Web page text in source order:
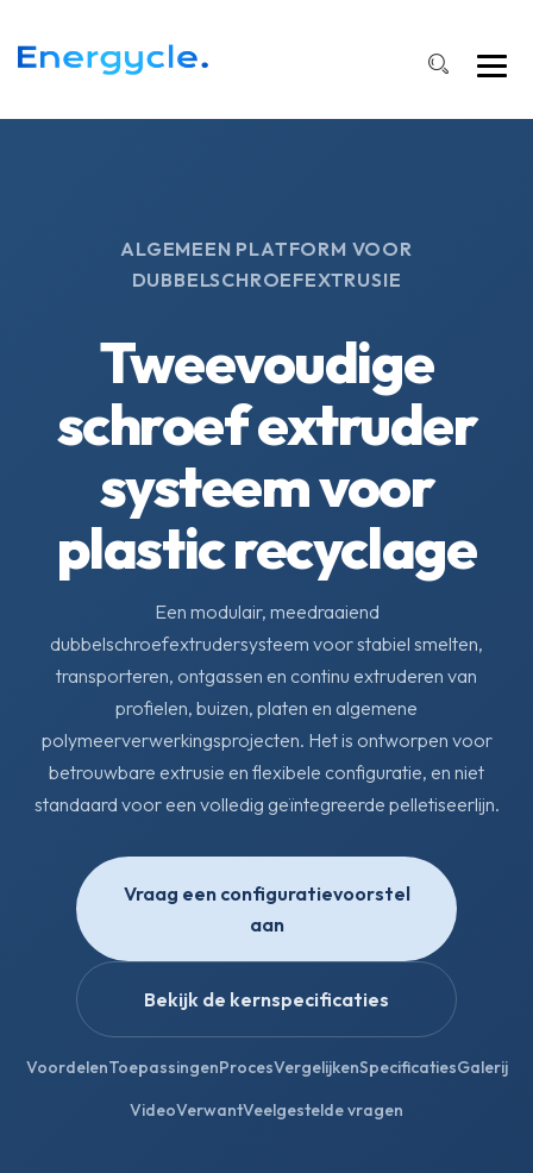
ALGEMEEN PLATFORM VOOR
DUBBELSCHROEFEXTRUSIE
Tweevoudige
schroef extruder
systeem voor
plastic recyclage
Een modulair, meedraaiend
dubbelschroefextrudersysteem voor stabiel smelten,
transporteren, ontgassen en continu extruderen van
profielen, buizen, platen en algemene
polymeerverwerkingsprojecten. Het is ontworpen voor
betrouwbare extrusie en flexibele configuratie, en niet
standaard voor een volledig geïntegreerde pelletiseerlijn.
Vraag een configuratievoorstel
aan
Bekijk de kernspecificaties
VoordelenToepassingenProcesVergelijkenSpecificatiesGalerij
VideoVerwantVeelgestelde vragen